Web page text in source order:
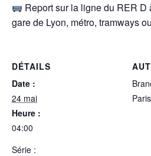
Report sur la ligne du RER
gare de Lyon, métro, tramways
DÉTAILS
Date :
24 mai
Heure :
04:00
Série :